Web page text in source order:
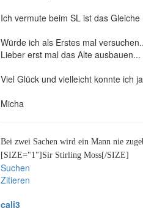
Ich vermute beim SL ist das
Würde ich als Erstes mal
Lieber erst mal das Alte ausbauen...
Viel Glück und vielleicht konnte ich
Micha
Bei zwei Sachen wird ein Mann nie
[SIZE="1"]Sir Stirling Moss[/SIZE]
Suchen
Zitieren
cali3